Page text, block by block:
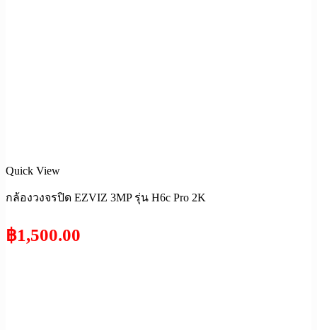
Quick View
กล้องวงจรปิด EZVIZ 3MP รุ่น H6c Pro 2K
฿1,500.00